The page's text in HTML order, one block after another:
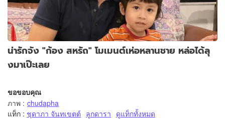
น่ารักจัง "ก้อง สหรัถ" โมเมนต์เห่อหลานชาย หล่อได้ลุ
งมาเป๊ะเลย
ขอขอบคุณ
ภาพ : chudapha
แท็ก : ชุดาภา จันทเขตต์ ลูกดารา ดูแท็กทั้งหมด